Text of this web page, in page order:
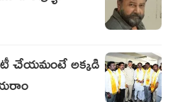
చేయ‌మంటే అక్క‌డి